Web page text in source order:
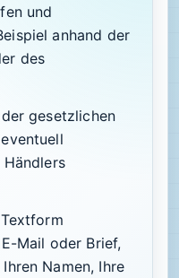
und
anhand der
des
gesetzlichen
Mail oder Brief,
Namen, Ihre